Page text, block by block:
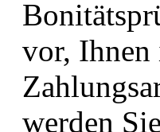
vor, Ihnen
werden